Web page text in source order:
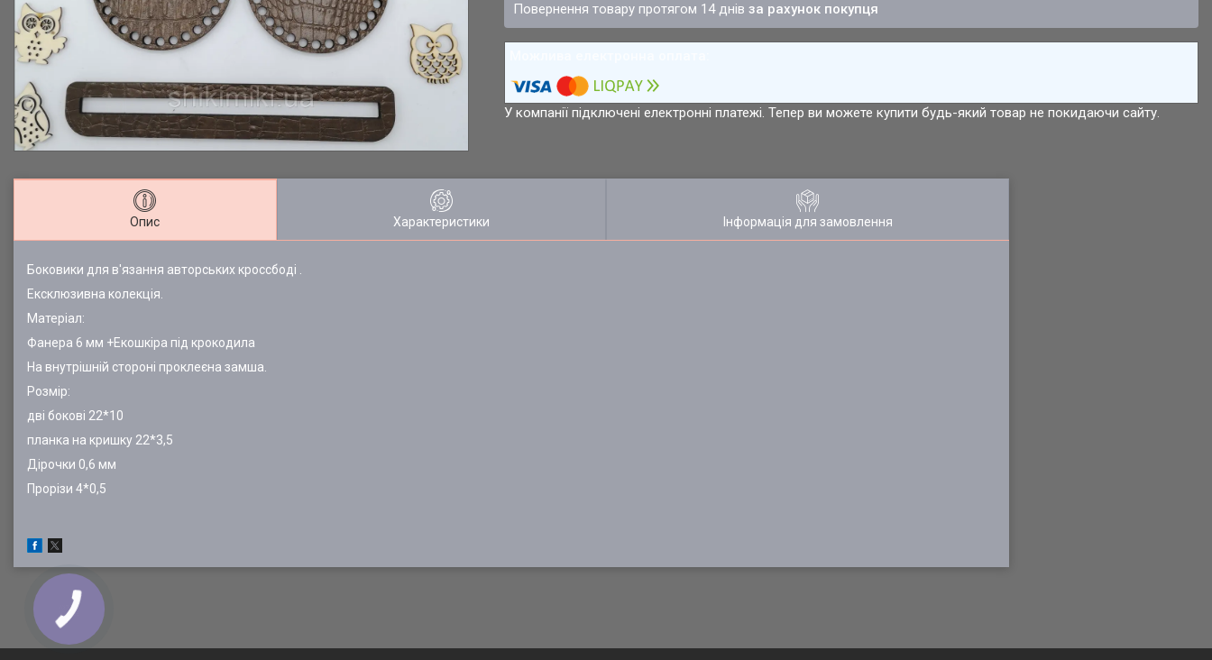
повернення товару протягом 14 днівза рахунок покупця
У компанії підключені електронні платежі. Тепер ви можете купити будь-який товар не покидаючи сайту.
Опис Характеристики Інформація для замовлення
Боковики для в'язання авторських кроссбоді .
Ексклюзивна колекція.
Матеріал:
Фанера 6 мм +Екошкіра під крокодила
На внутрішній стороні проклеєна замша.
Розмір:
дві бокові 22*10
планка на кришку 22*3,5
Дірочки 0,6 мм
Прорізи 4*0,5
КНОПКА
ЗВ'ЯЗКУ